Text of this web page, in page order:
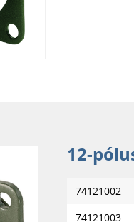
12-
74121002
74121003